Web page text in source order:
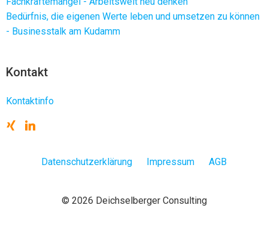
Bedürfnis, die eigenen Werte leben und umsetzen zu können
- Businesstalk am Kudamm
Kontakt
Kontaktinfo
Datenschutzerklärung Impressum AGB
© 2026 Deichselberger Consulting